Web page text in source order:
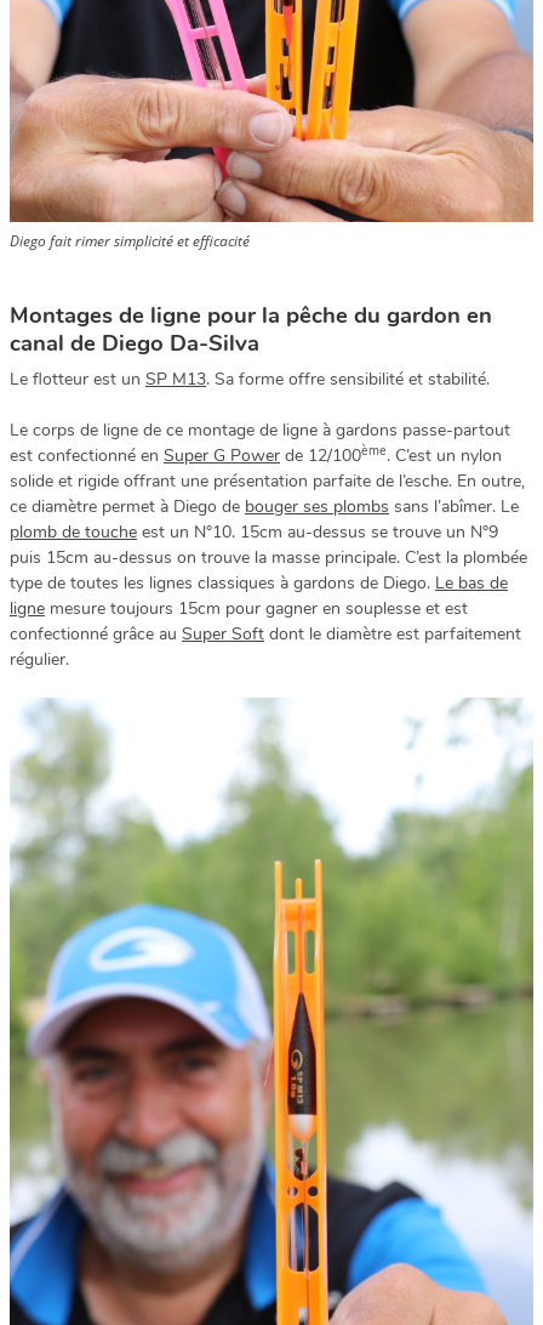
Diego fait rimer simplicité et efficacité
Montages de ligne pour la pêche du gardon en
canal de Diego Da-Silva
Le flotteur est un SP M13. Sa forme offre sensibilité et stabilité.
Le corps de ligne de ce montage de ligne à gardons passe-partout
est confectionné en Super G Power de 12/100ème. C’est un nylon
solide et rigide offrant une présentation parfaite de l’esche. En outre,
ce diamètre permet à Diego de bouger ses plombs sans l’abîmer. Le
plomb de touche est un N°10. 15cm au-dessus se trouve un N°9
puis 15cm au-dessus on trouve la masse principale. C’est la plombée
type de toutes les lignes classiques à gardons de Diego. Le bas de
ligne mesure toujours 15cm pour gagner en souplesse et est
confectionné grâce au Super Soft dont le diamètre est parfaitement
régulier.